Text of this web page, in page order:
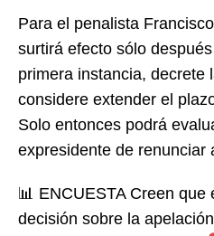
Para el penalista
surtirá efecto sólo
primera instancia, decrete
considere extender el
Solo entonces podrá
expresidente de renunciar
📊 ENCUESTA Creen que
decisión sobre la